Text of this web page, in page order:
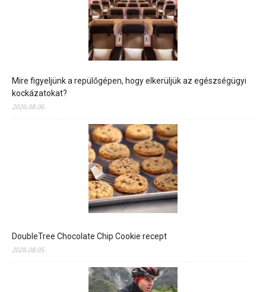
Mire figyeljünk a repülőgépen, hogy elkerüljük az egészségügyi
kockázatokat?
2026.08.06.
DoubleTree Chocolate Chip Cookie recept
2026.08.05.